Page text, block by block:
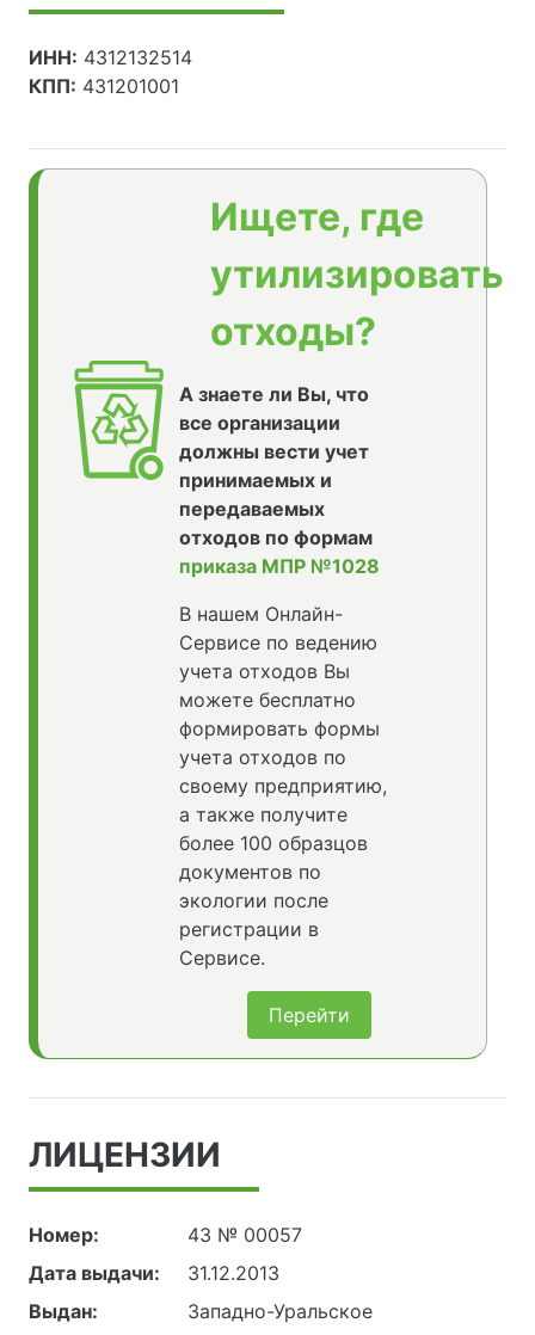
ИНН: 4312132514
КПП: 431201001
Ищете, где
утилизировать
отходы?
А знаете ли Вы, что
все организации
должны вести учет
принимаемых и
передаваемых
отходов по формам
приказа МПР №1028
В нашем Онлайн-
Сервисе по ведению
учета отходов Вы
можете бесплатно
формировать формы
учета отходов по
своему предприятию,
а также получите
более 100 образцов
документов по
экологии после
регистрации в
Сервисе.
Перейти
ЛИЦЕНЗИИ
Номер:
43 № 00057
Дата выдачи:
31.12.2013
Выдан:
Западно-Уральское